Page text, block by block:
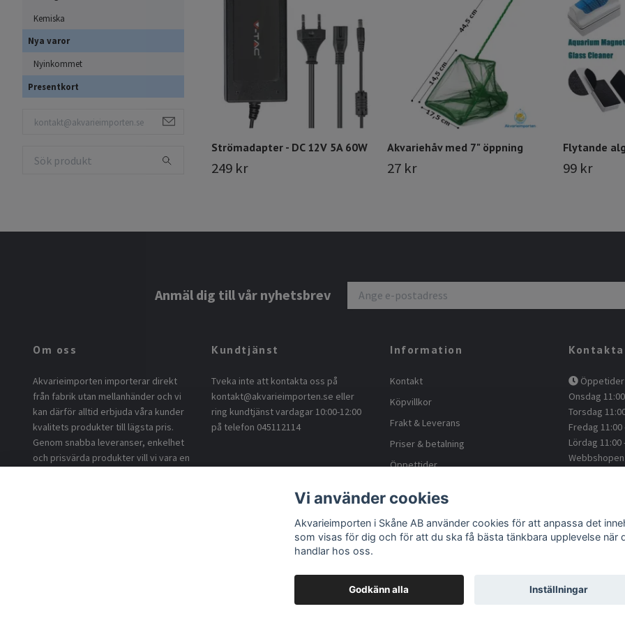
Kemiska
Nya varor
Nyinkommet
Presentkort
Strömadapter - DC 12V 5A 60W
249 kr
Akvariehåv med 7" öppning
27 kr
Flytande
99 kr
Anmäl dig till vår nyhetsbrev
Om oss
Akvarieimporten importerar direkt
från fabrik utan mellanhänder och vi
kan därför alltid erbjuda våra kunder
kvalitets produkter till lägsta pris.
Genom snabba leveranser, enkelhet
och prisvärda produkter vill vi vara en
Kundtjänst
Tveka inte att kontakta oss på
kontakt@akvarieimporten.se eller
ring kundtjänst vardagar 10:00-12:00
på telefon 045112114
Information
Kontakt
Köpvillkor
Frakt & Leverans
Priser & betalning
Öppettider
Blogg
Returnera
Onsdag
Torsdag
Fredag 11:00
Lördag 11:00
Facebook
Vi använder cookies
Akvarieimporten i Skåne AB använder cookies för att anpassa det
som visas för dig och för att du ska få bästa tänkbara upplevelse när
handlar hos oss.
Godkänn alla Inställningar